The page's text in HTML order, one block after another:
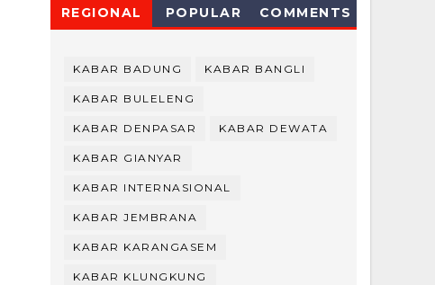
REGIONAL POPULAR COMMENTS
KABAR BADUNG KABAR BANGLI
KABAR BULELENG
KABAR DENPASAR KABAR DEWATA
KABAR GIANYAR
KABAR INTERNASIONAL
KABAR JEMBRANA
KABAR KARANGASEM
KABAR KLUNGKUNG